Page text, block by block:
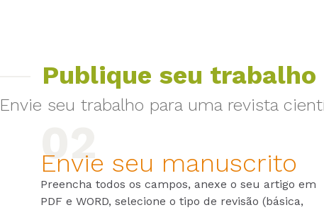
Publique seu trabalho
Envie seu trabalho para uma revista
Envie seu manuscrito
Preencha todos os campos, anexe o seu artigo em
PDF e WORD, selecione o tipo de revisão (básica,